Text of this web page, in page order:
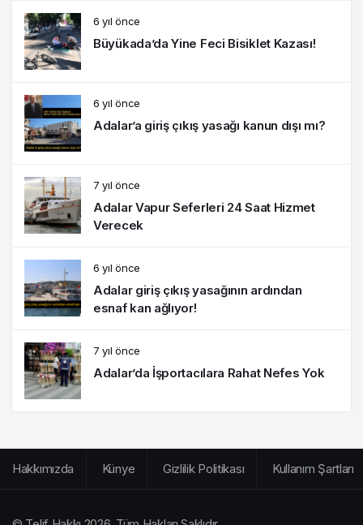
6 yıl önce
Büyükada’da Yine Feci Bisiklet Kazası!
6 yıl önce
Adalar’a giriş çıkış yasağı kanun dışı mı?
7 yıl önce
Adalar Vapur Seferleri 24 Saat Hizmet
Verecek
6 yıl önce
Adalar giriş çıkış yasağının ardından
esnaf kan ağlıyor!
7 yıl önce
Adalar’da İşportacılara Rahat Nefes Yok
Hakkımızda Künye Gizlilik Politikası Kullanım Şartları